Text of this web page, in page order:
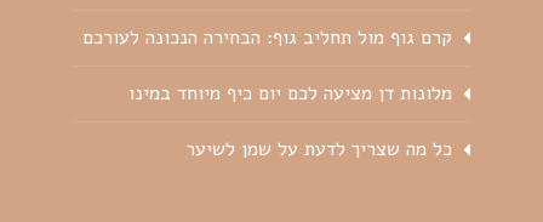
קרם גוף מול תחליב גוף: הבחירה הנכונה לעורכם
מלונות דן מציעה לכם יום כיף מיוחד במינו
כל מה שצריך לדעת על שמן לשיער